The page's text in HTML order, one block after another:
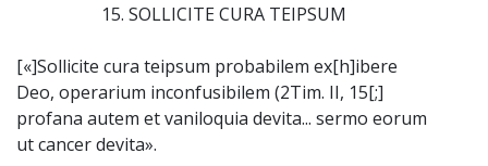
15. SOLLICITE CURA TEIPSUM
[«]Sollicite cura teipsum probabilem ex[h]ibere
Deo, operarium inconfusibilem (2Tim. II, 15[;]
profana autem et vaniloquia devita... sermo eorum
ut cancer devita».